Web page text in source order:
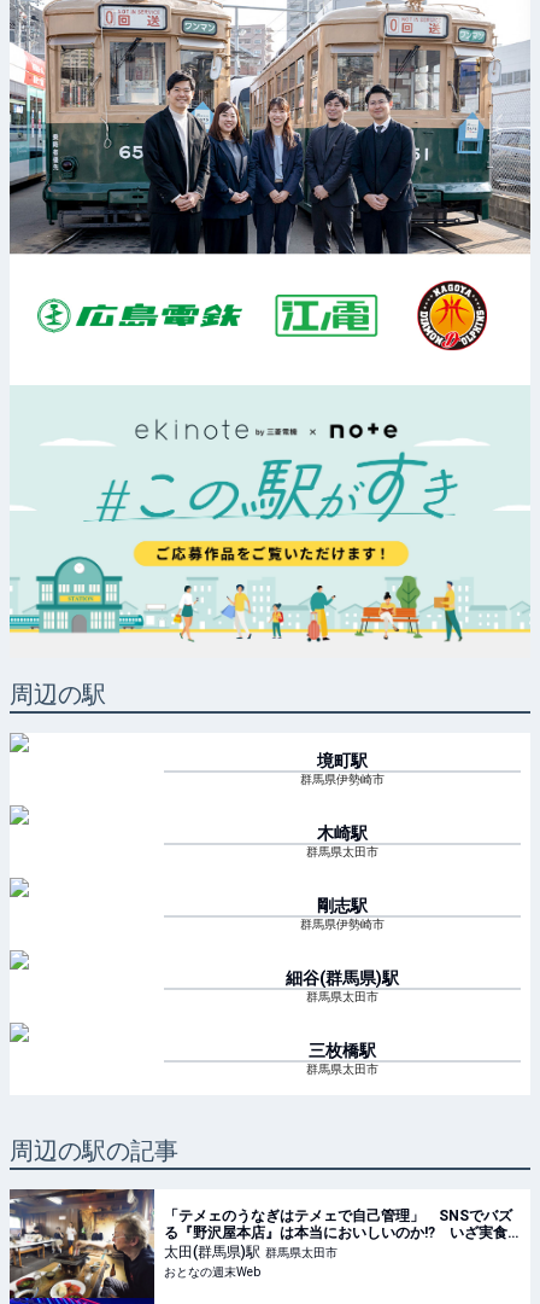
周辺の駅
境町駅
群馬県伊勢崎市
木崎駅
群馬県太田市
剛志駅
群馬県伊勢崎市
細谷(群馬県)駅
群馬県太田市
三枚橋駅
群馬県太田市
周辺の駅の記事
「テメェのうなぎはテメェで自己管理」 SNSでバズ
る『野沢屋本店』は本当においしいのか!? いざ実食
調査
太田(群馬県)駅 群馬県太田市
おとなの週末Web